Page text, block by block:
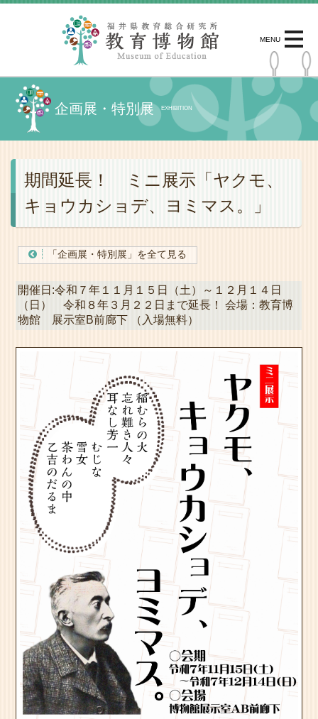
MENU
企画展・特別展 EXHIBITION
期間延長！ ミニ展示「ヤクモ、
キョウカショデ、ヨミマス。」
「企画展・特別展」を全て見る
開催日:令和７年１１月１５日（土）～１２月１４日
（日） 令和８年３月２２日まで延長！ 会場：教育博
物館 展示室B前廊下 （入場無料）